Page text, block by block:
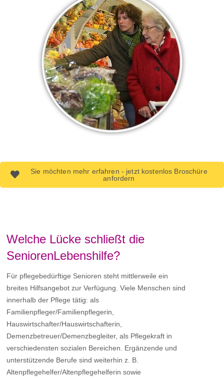
Sie möchten mehr erfahren - jetzt kostenlos Broschüre
anfordern
Welche Lücke schließt die
SeniorenLebenshilfe?
Für pflegebedürftige Senioren steht mittlerweile ein
breites Hilfsangebot zur Verfügung. Viele Menschen sind
innerhalb der Pflege tätig: als
Familienpfleger/Familienpflegerin,
Hauswirtschafter/Hauswirtschafterin,
Demenzbetreuer/Demenzbegleiter, als Pflegekraft in
verschiedensten sozialen Bereichen. Ergänzende und
unterstützende Berufe sind weiterhin z. B.
Altenpflegehelfer/Altenpflegehelferin sowie